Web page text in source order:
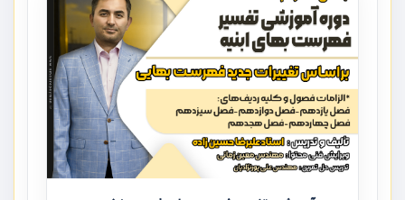
همکارانی که در حوزه صنعت ساخت در حال فعالیت هستند حتما
توصیه می کنیم از مطالب این دوره استفاده نمایند.